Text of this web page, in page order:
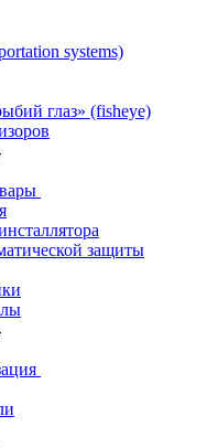
systems)
глаз» (fisheye)
защиты